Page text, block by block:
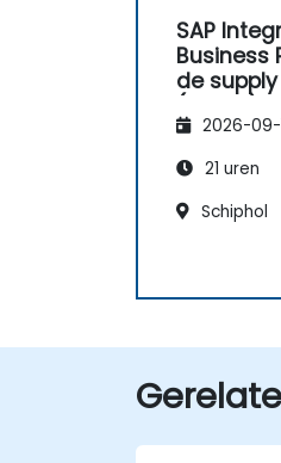
SAP
Business
de
2026-09-
21 uren
Schiphol